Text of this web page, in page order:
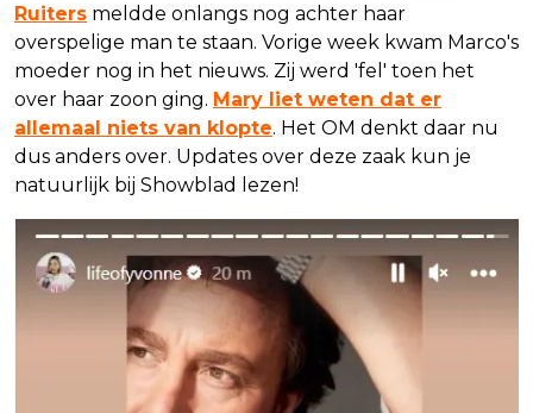
Ruiters meldde onlangs nog achter haar
overspelige man te staan. Vorige week kwam Marco's
moeder nog in het nieuws. Zij werd 'fel' toen het
over haar zoon ging. Mary liet weten dat er
allemaal niets van klopte. Het OM denkt daar nu
dus anders over. Updates over deze zaak kun je
natuurlijk bij Showblad lezen!